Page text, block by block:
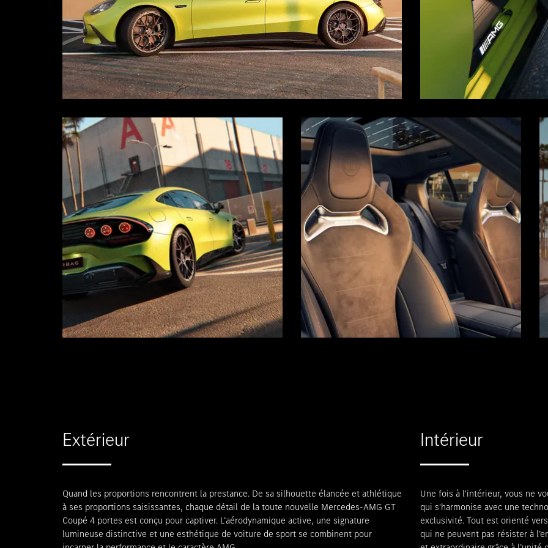
Extérieur
Quand les proportions rencontrent la prestance. De sa silhouette élancée et athlétique
à ses proportions saisissantes, chaque détail de la toute nouvelle Mercedes-AMG GT
Coupé 4 portes est conçu pour captiver. L’aérodynamique active, une signature
lumineuse distinctive et une esthétique de voiture de sport se combinent pour
Intérieur
Une fois à l'intérieur, vous ne
qui s'harmonise avec une
exclusivité. Tout est orienté
qui ne peuvent pas résister à